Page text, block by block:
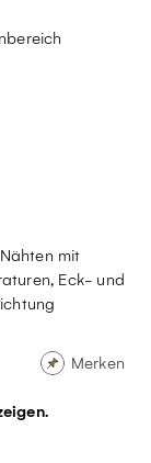
mit
Eck- und
Merken